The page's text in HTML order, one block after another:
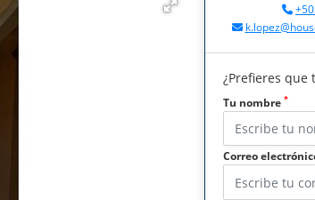
¿Prefieres que
Tu nombre *
Correo